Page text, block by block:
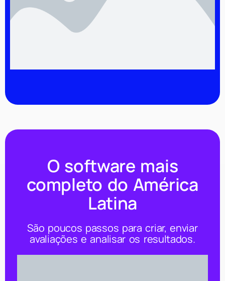
O software mais
completo do América
Latina
São poucos passos para criar, enviar
avaliações e analisar os resultados.